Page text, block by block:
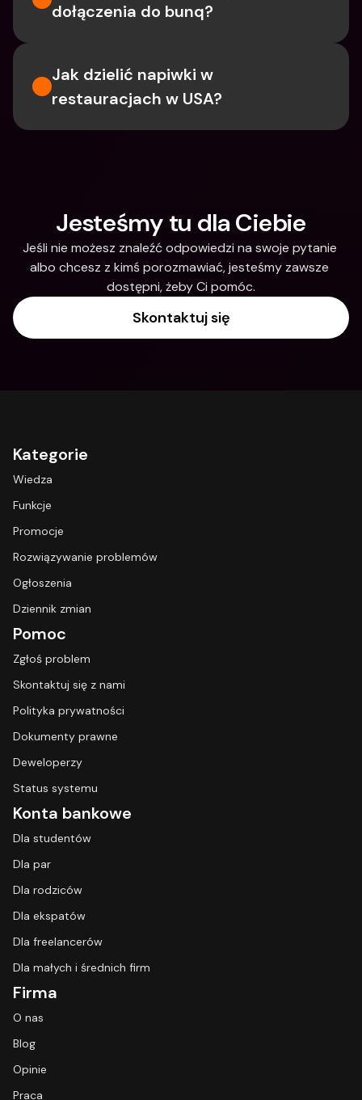
dołączenia do bunq?
Jak dzielić napiwki w
restauracjach w USA?
Jesteśmy tu dla Ciebie
Jeśli nie możesz znaleźć odpowiedzi na swoje pytanie
albo chcesz z kimś porozmawiać, jesteśmy zawsze
dostępni, żeby Ci pomóc.
Skontaktuj się
Kategorie
Wiedza
Funkcje
Promocje
Rozwiązywanie problemów
Ogłoszenia
Dziennik zmian
Pomoc
Zgłoś problem
Skontaktuj się z nami
Polityka prywatności
Dokumenty prawne
Deweloperzy
Status systemu
Konta bankowe
Dla studentów
Dla par
Dla rodziców
Dla ekspatów
Dla freelancerów
Dla małych i średnich firm
Firma
O nas
Blog
Opinie
Praca